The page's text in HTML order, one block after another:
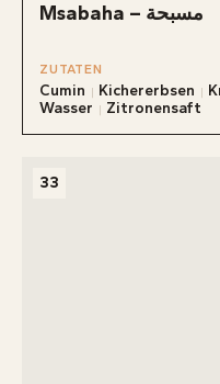
Msabaha – مسبحة
ZUTATEN
Cumin Kichererbsen
Wasser
Zitronensaft
33